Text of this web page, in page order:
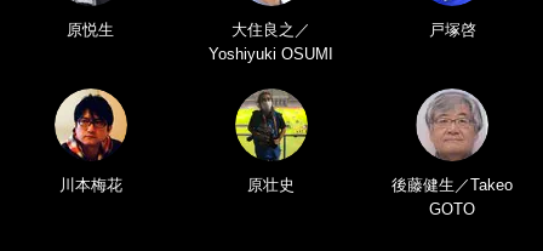
原悦生
大住良之／
Yoshiyuki OSUMI
戸塚啓
川本梅花 原壮史
後藤健生／Takeo
GOTO